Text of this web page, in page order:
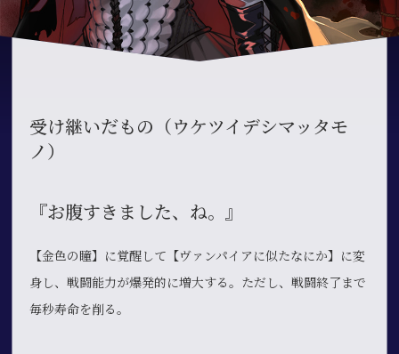
受け継いだもの（ウケツイデシマッタモ
ノ）
『お腹すきました、ね。』
【金色の瞳】に覚醒して【ヴァンパイアに似たなにか】に変
身し、戦闘能力が爆発的に増大する。ただし、戦闘終了まで
毎秒寿命を削る。